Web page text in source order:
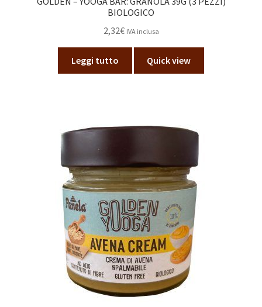
BIOLOGICO
2,32€ IVA inclusa
Leggi tutto Quick view